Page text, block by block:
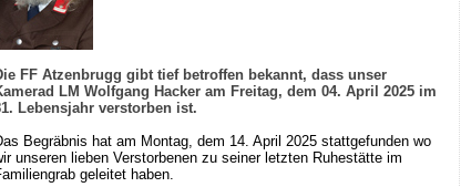
FF Atzenbrugg gibt tief betroffen bekannt, dass unser
LM Wolfgang Hacker am Freitag, dem 04. April 2025 im
Lebensjahr verstorben ist.
Begräbnis hat am Montag, dem 14. April 2025 stattgefunden wo
unseren lieben Verstorbenen zu seiner letzten Ruhestätte im
geleitet haben.